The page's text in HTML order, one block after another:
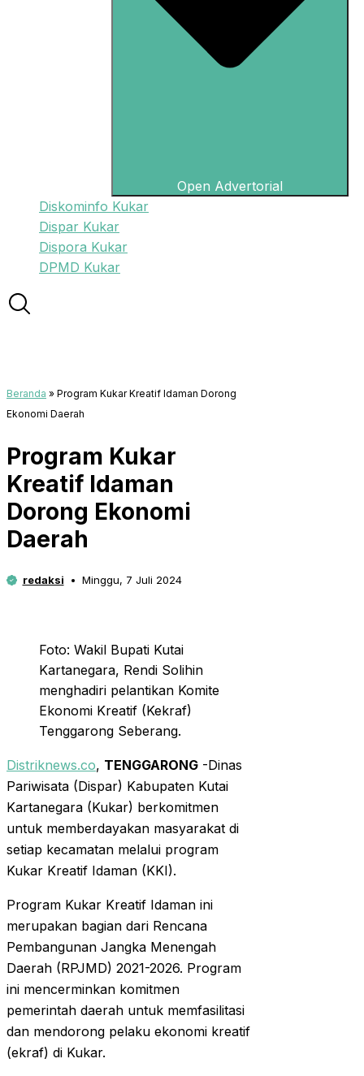
Open Advertorial
Diskominfo Kukar
Dispar Kukar
Dispora Kukar
DPMD Kukar
Beranda » Program Kukar Kreatif Idaman Dorong
Ekonomi Daerah
Program Kukar
Kreatif Idaman
Dorong Ekonomi
Daerah
redaksi Minggu, 7 Juli 2024
Foto: Wakil Bupati Kutai
Kartanegara, Rendi Solihin
menghadiri pelantikan Komite
Ekonomi Kreatif (Kekraf)
Tenggarong Seberang.
Distriknews.co, TENGGARONG -Dinas
Pariwisata (Dispar) Kabupaten Kutai
Kartanegara (Kukar) berkomitmen
untuk memberdayakan masyarakat di
setiap kecamatan melalui program
Kukar Kreatif Idaman (KKI).
Program Kukar Kreatif Idaman ini
merupakan bagian dari Rencana
Pembangunan Jangka Menengah
Daerah (RPJMD) 2021-2026. Program
ini mencerminkan komitmen
pemerintah daerah untuk memfasilitasi
dan mendorong pelaku ekonomi kreatif
(ekraf) di Kukar.